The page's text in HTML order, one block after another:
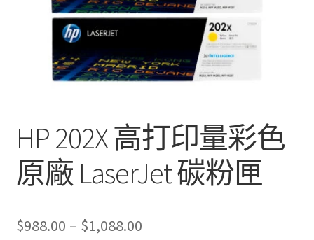
HP 202X 高打印量彩色
原廠 LaserJet 碳粉匣
$988.00 – $1,088.00Price